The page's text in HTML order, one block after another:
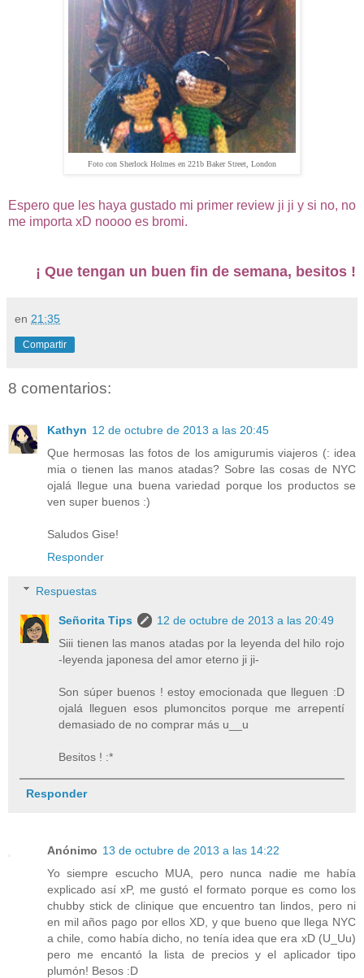
Foto con Sherlock Holmes en 221b Baker Street, London
Espero que les haya gustado mi primer review ji ji y si no, no
me importa xD noooo es bromi.
¡ Que tengan un buen fin de semana, besitos !
en 21:35
Compartir
8 comentarios:
Kathyn 12 de octubre de 2013 a las 20:45
Que hermosas las fotos de los amigurumis viajeros (: idea
mia o tienen las manos atadas? Sobre las cosas de NYC
ojalá llegue una buena variedad porque los productos se
ven super buenos :)
Saludos Gise!
Responder
Respuestas
Señorita Tips
12 de octubre de 2013 a las 20:49
Siii tienen las manos atadas por la leyenda del hilo rojo
-leyenda japonesa del amor eterno ji ji-
Son súper buenos ! estoy emocionada que lleguen :D
ojalá lleguen esos plumoncitos porque me arrepentí
demasiado de no comprar más u__u
Besitos ! :*
Responder
Anónimo 13 de octubre de 2013 a las 14:22
Yo siempre escucho MUA, pero nunca nadie me había
explicado así xP, me gustó el formato porque es como los
chubby stick de clinique que encuentro tan lindos, pero ni
en mil años pago por ellos XD, y que bueno que llega NYC
a chile, como había dicho, no tenía idea que era xD (U_Uu)
pero me encantó la lista de precios y el aplicador tipo
plumón! Besos :D